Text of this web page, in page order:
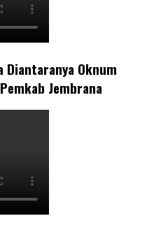
Diantaranya Oknum
Jembrana